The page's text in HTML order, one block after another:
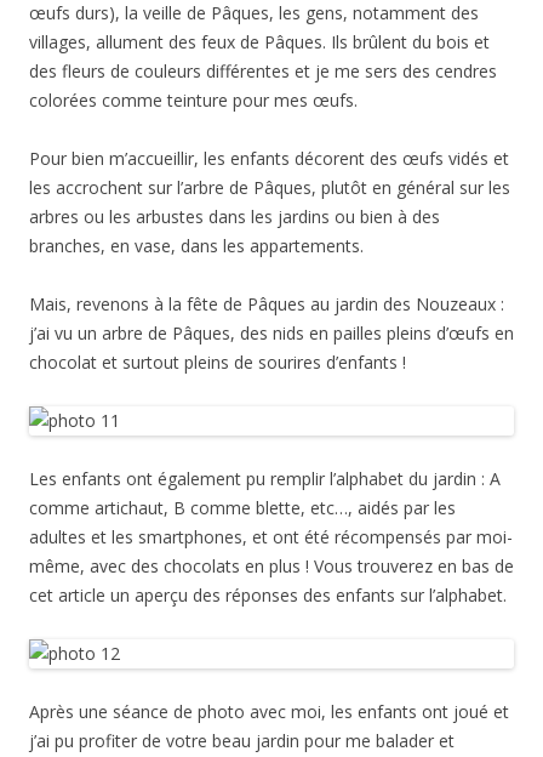
œufs durs), la veille de Pâques, les gens, notamment des
villages, allument des feux de Pâques. Ils brûlent du bois et
des fleurs de couleurs différentes et je me sers des cendres
colorées comme teinture pour mes œufs.
Pour bien m’accueillir, les enfants décorent des œufs vidés et
les accrochent sur l’arbre de Pâques, plutôt en général sur les
arbres ou les arbustes dans les jardins ou bien à des
branches, en vase, dans les appartements.
Mais, revenons à la fête de Pâques au jardin des Nouzeaux :
j’ai vu un arbre de Pâques, des nids en pailles pleins d’œufs en
chocolat et surtout pleins de sourires d’enfants !
Les enfants ont également pu remplir l’alphabet du jardin : A
comme artichaut, B comme blette, etc…, aidés par les
adultes et les smartphones, et ont été récompensés par moi-
même, avec des chocolats en plus ! Vous trouverez en bas de
cet article un aperçu des réponses des enfants sur l’alphabet.
Après une séance de photo avec moi, les enfants ont joué et
j’ai pu profiter de votre beau jardin pour me balader et